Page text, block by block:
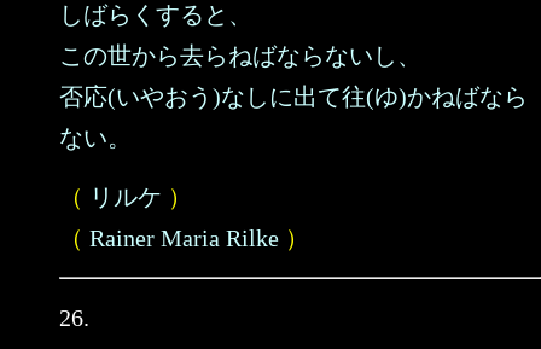
しばらくすると、
この世から去らねばならないし、
否応(いやおう)なしに出て往(ゆ)かねばなら
ない。
（ リルケ ）
（ Rainer Maria Rilke ）
26.